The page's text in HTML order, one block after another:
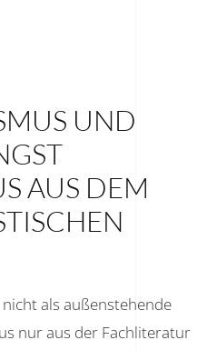
UND
AUS DEM
als außenstehende
nur aus der Fachliteratur